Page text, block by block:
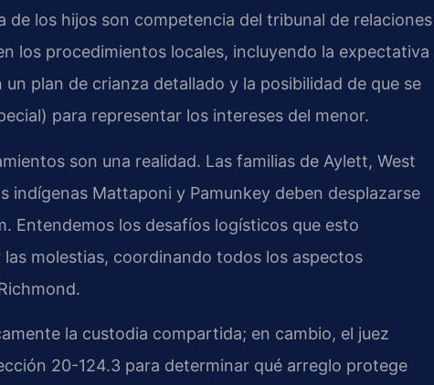
de los hijos son competencia del tribunal de relaciones
los procedimientos locales, incluyendo la expectativa
plan de crianza detallado y la posibilidad de que se
para representar los intereses del menor.
son una realidad. Las familias de Aylett, West
indígenas Mattaponi y Pamunkey deben desplazarse
Entendemos los desafíos logísticos que esto
molestias, coordinando todos los aspectos
la custodia compartida; en cambio, el juez
20-124.3 para determinar qué arreglo protege